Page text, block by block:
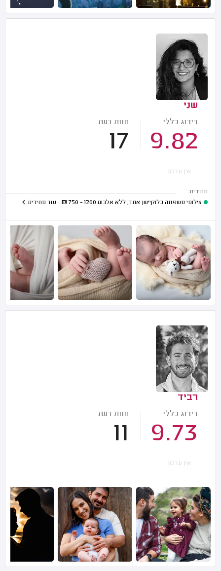
שני
דירוג כללי
9.82
חוות דעת
17
אין עדכון
מחירים:
צילומי משפחה בלוקיישן אחד, ללא אלבום 1200 - 750
₪ עוד מחירים
רביד
דירוג כללי
9.73
חוות דעת
11
אין עדכון